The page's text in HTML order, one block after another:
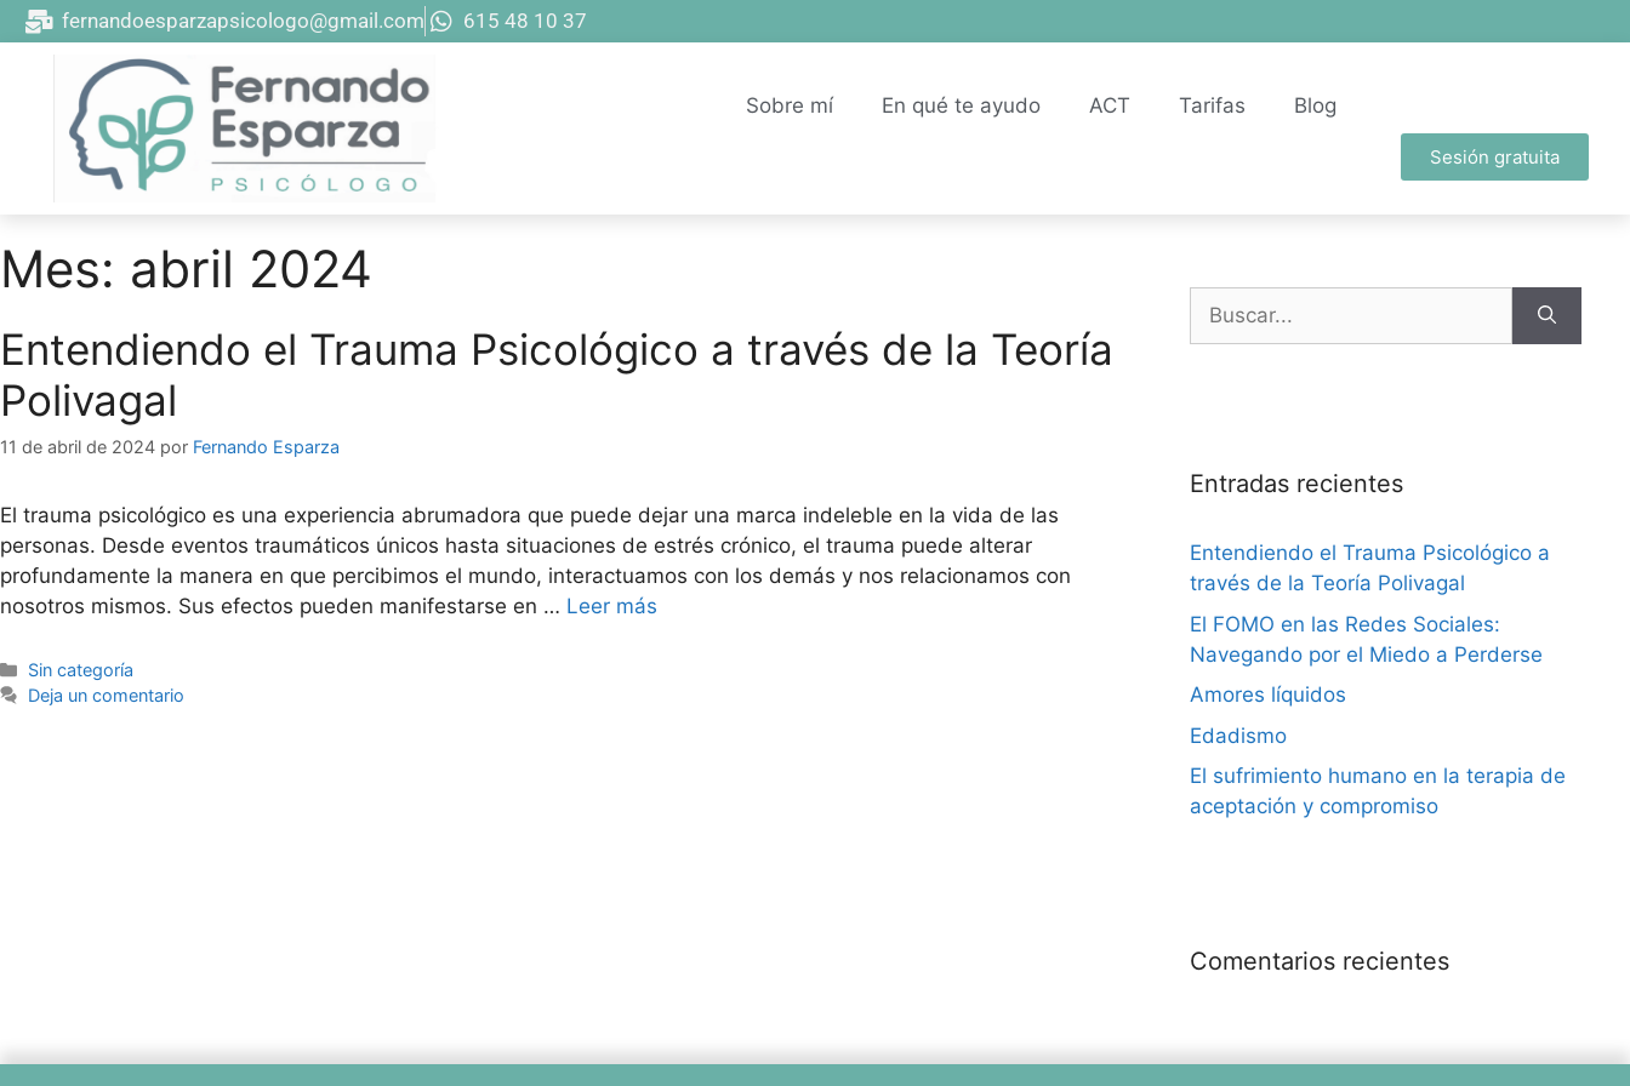
fernandoesparzapsicologo@gmail.com 615 48 10 37
Sobre mí En qué te ayudo ACT Tarifas Blog
Sesión gratuita
Mes: abril 2024
Entendiendo el Trauma Psicológico a través de la Teoría
Polivagal
11 de abril de 2024 por Fernando Esparza
El trauma psicológico es una experiencia abrumadora que puede dejar una marca indeleble en la vida de las
personas. Desde eventos traumáticos únicos hasta situaciones de estrés crónico, el trauma puede alterar
profundamente la manera en que percibimos el mundo, interactuamos con los demás y nos relacionamos con
nosotros mismos. Sus efectos pueden manifestarse en … Leer más
Sin categoría
Deja un comentario
Entradas recientes
Entendiendo el Trauma Psicológico a
través de la Teoría Polivagal
El FOMO en las Redes Sociales:
Navegando por el Miedo a Perderse
Amores líquidos
Edadismo
El sufrimiento humano en la terapia de
aceptación y compromiso
Comentarios recientes